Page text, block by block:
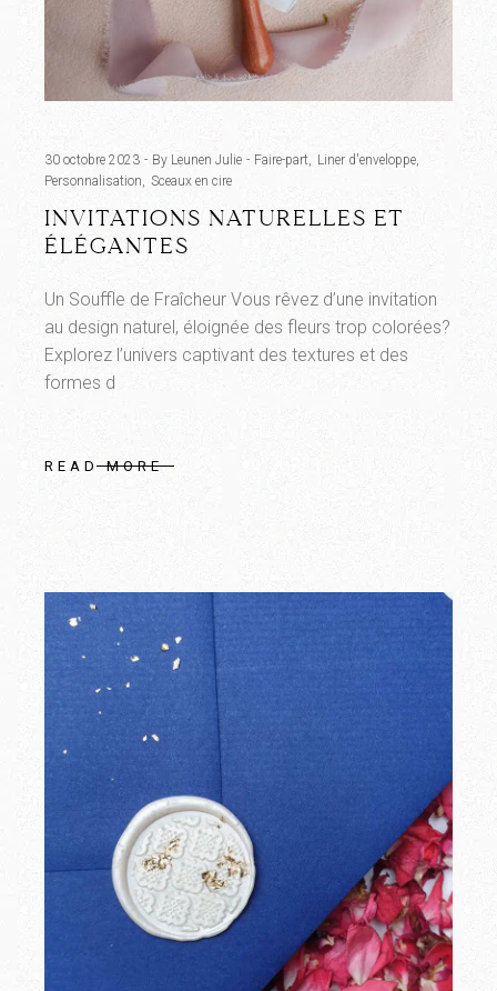
30 octobre 2023 By Leunen Julie Faire-part
Liner d'enveloppe
Personnalisation
Sceaux en cire
INVITATIONS NATURELLES ET
ÉLÉGANTES
Un Souffle de Fraîcheur Vous rêvez d’une invitation
au design naturel, éloignée des fleurs trop colorées?
Explorez l’univers captivant des textures et des
formes d
READ MORE